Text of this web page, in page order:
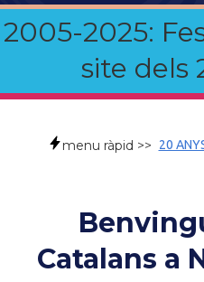
2005-2025:
site dels
menu ràpid >> 20
Catalans a